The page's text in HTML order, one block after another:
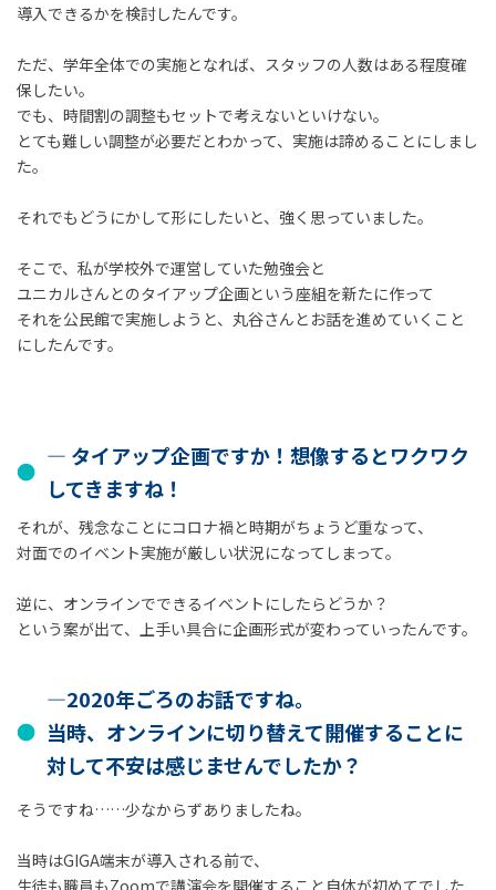
導入できるかを検討したんです。
ただ、学年全体での実施となれば、スタッフの人数はある程度確
保したい。
でも、時間割の調整もセットで考えないといけない。
とても難しい調整が必要だとわかって、実施は諦めることにしまし
た。
それでもどうにかして形にしたいと、強く思っていました。
そこで、私が学校外で運営していた勉強会と
ユニカルさんとのタイアップ企画という座組を新たに作って
それを公民館で実施しようと、丸谷さんとお話を進めていくこと
にしたんです。
― タイアップ企画ですか！想像するとワクワク
してきますね！
それが、残念なことにコロナ禍と時期がちょうど重なって、
対面でのイベント実施が厳しい状況になってしまって。
逆に、オンラインでできるイベントにしたらどうか？
という案が出て、上手い具合に企画形式が変わっていったんです。
―2020年ごろのお話ですね。
当時、オンラインに切り替えて開催することに
対して不安は感じませんでしたか？
そうですね……少なからずありましたね。
当時はGIGA端末が導入される前で、
生徒も職員もZoomで講演会を開催すること自体が初めてでした